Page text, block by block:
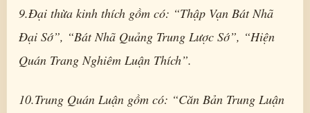
9.Đại thừa kinh thích gồm có: “Thập Vạn Bát Nhã
Đại Sớ”, “Bát Nhã Quảng Trung Lược Sớ”, “Hiện
Quán Trang Nghiêm Luận Thích”.
10.Trung Quán Luận gồm có: “Căn Bản Trung Luận